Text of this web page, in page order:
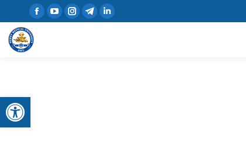
Открыть панель инструментов